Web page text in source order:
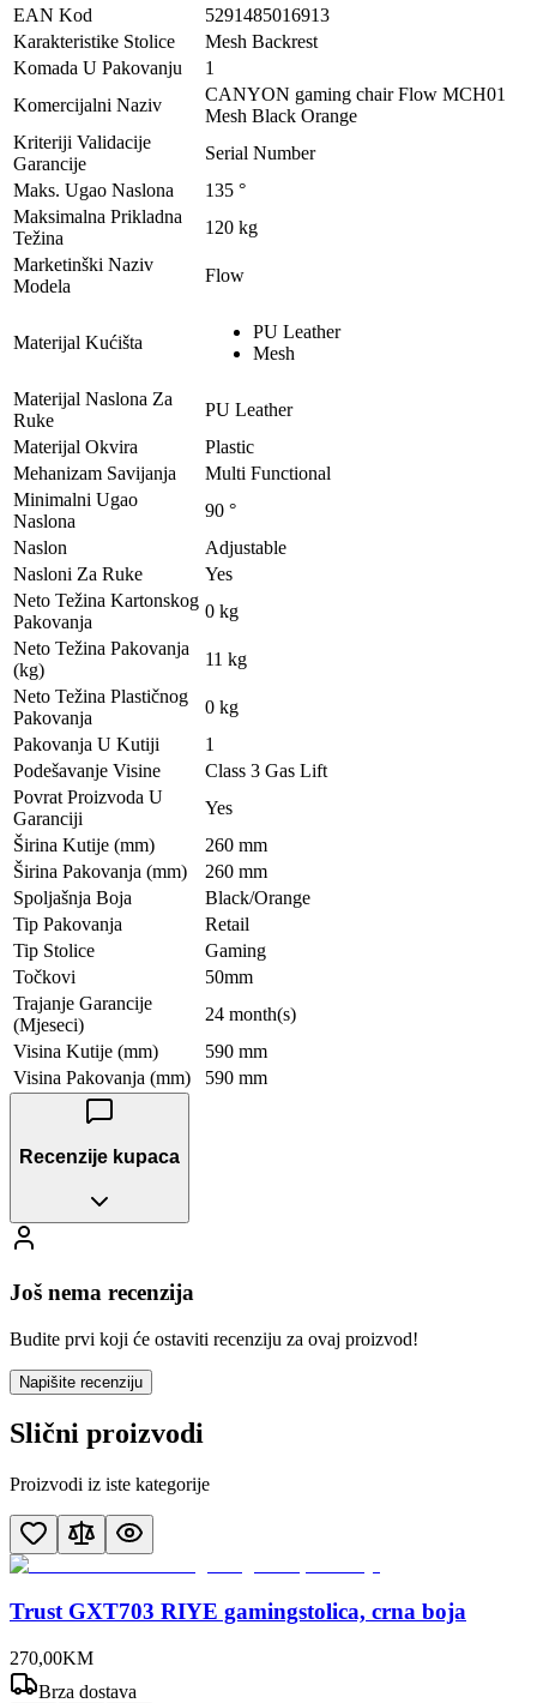
EAN Kod
5291485016913
Karakteristike Stolice
Mesh Backrest
Komada U Pakovanju
1
Komercijalni Naziv
CANYON gaming chair Flow MCH01
Mesh Black Orange
Kriteriji Validacije
Garancije
Serial Number
Maks. Ugao Naslona
135 °
Maksimalna Prikladna
Težina
120 kg
Marketinški Naziv
Modela
Flow
Materijal Kućišta
PU Leather
Mesh
Materijal Naslona Za
Ruke
PU Leather
Materijal Okvira
Plastic
Mehanizam Savijanja
Multi Functional
Minimalni Ugao
Naslona
90 °
Naslon
Adjustable
Nasloni Za Ruke
Yes
Neto Težina Kartonskog
Pakovanja
0 kg
Neto Težina Pakovanja
(kg)
11 kg
Neto Težina Plastičnog
Pakovanja
0 kg
Pakovanja U Kutiji
1
Podešavanje Visine
Class 3 Gas Lift
Povrat Proizvoda U
Garanciji
Yes
Širina Kutije (mm)
260 mm
Širina Pakovanja (mm)
260 mm
Spoljašnja Boja
Black/Orange
Tip Pakovanja
Retail
Tip Stolice
Gaming
Točkovi
50mm
Trajanje Garancije
(Mjeseci)
24 month(s)
Visina Kutije (mm)
590 mm
Visina Pakovanja (mm)
590 mm
Recenzije kupaca
Još nema recenzija
Budite prvi koji će ostaviti recenziju za ovaj proizvod!
Napišite recenziju
Slični proizvodi
Proizvodi iz iste kategorije
Trust GXT703 RIYE gamingstolica, crna boja
270,00KM
Brza dostava